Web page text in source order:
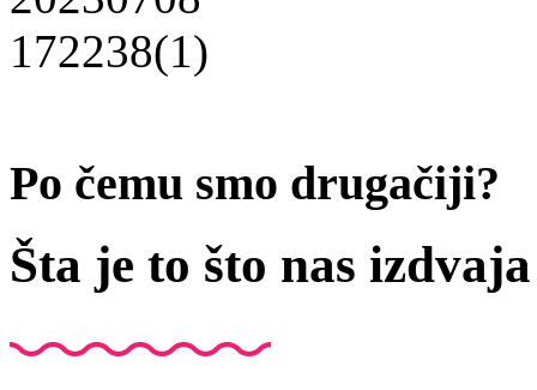
Po čemu smo drugačiji?
Šta je to što nas